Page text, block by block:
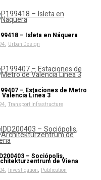
– Isleta en Náquera
, Urban Design
– Estaciones de Metro
Valencia Línea 3
, Transport Infrastructure
– Sociópolis,
de Viena
, Investigation, Publication